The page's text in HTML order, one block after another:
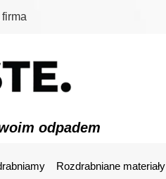
odpadem
Rozdrabniane materiały